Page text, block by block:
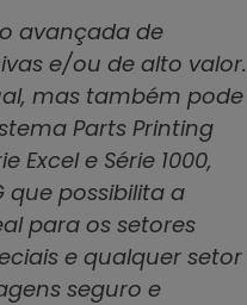
avançada de
e/ou de alto valor.
mas também pode
Parts Printing
e Série 1000,
que possibilita a
para os setores
e qualquer setor
seguro e